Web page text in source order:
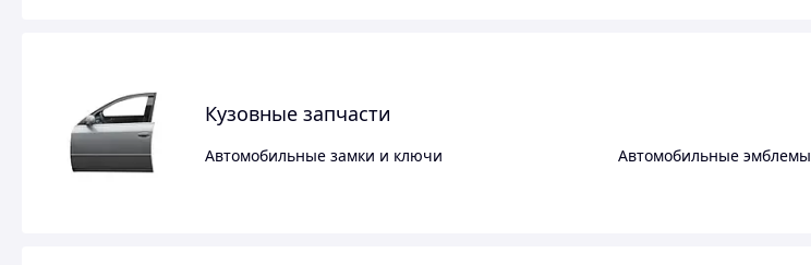
Кузовные запчасти
Автомобильные замки и ключи Автомобильные эмблемы